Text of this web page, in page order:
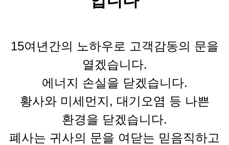
15여년간의 노하우로 고객감동의 문을
열겠습니다.
에너지 손실을 닫겠습니다.
황사와 미세먼지, 대기오염 등 나쁜
환경을 닫겠습니다.
폐사는 귀사의 문을 여닫는 믿음직하고